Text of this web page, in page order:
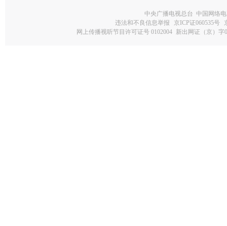
中央广播电视总台 中国网络
违法和不良信息举报
京ICP证060535号
网上传播视听节目许可证号 0102004 新出网证（京）